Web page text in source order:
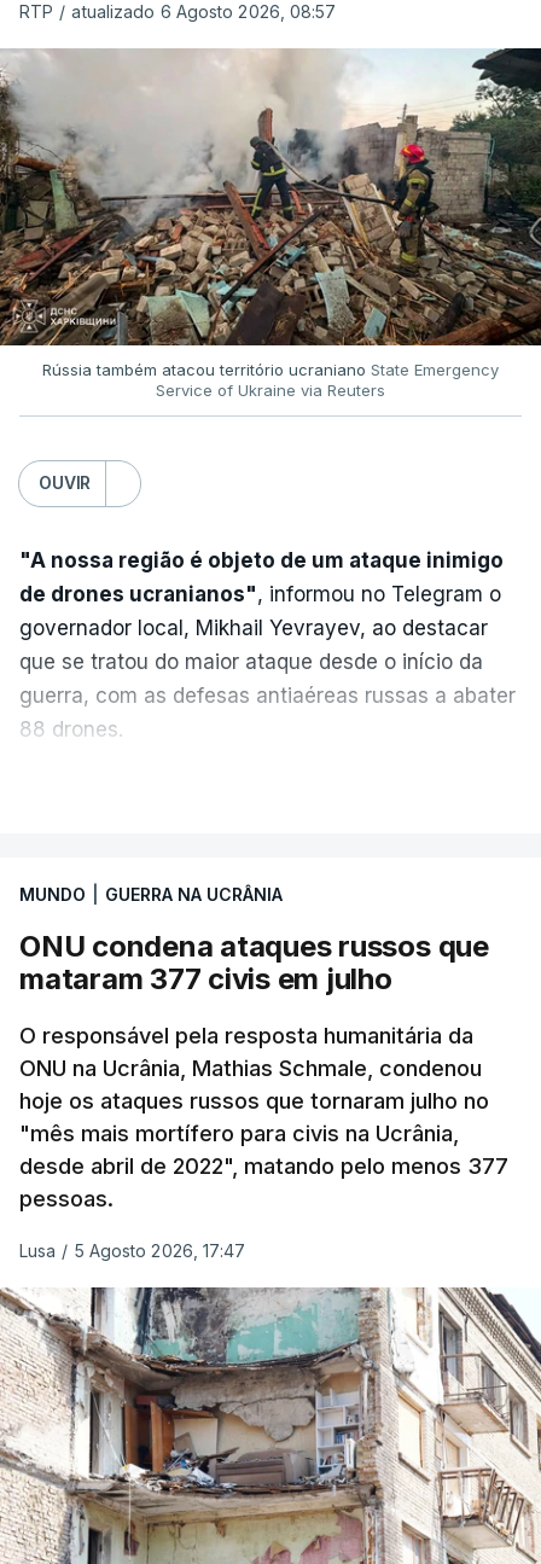
RTP / atualizado 6 Agosto 2026, 08:57
Rússia também atacou território ucraniano State Emergency
Service of Ukraine via Reuters
OUVIR
"A nossa região é objeto de um ataque inimigo
de drones ucranianos", informou no Telegram o
governador local, Mikhail Yevrayev, ao destacar
que se tratou do maior ataque desde o início da
guerra, com as defesas antiaéreas russas a abater
88 drones.
da Crimeia e os mares Negro e de Azov.
O ataque ucraniano desta noite superou os
recordes anteriores: 556 drones a 17 de maio,
Yevrayev, não houve mortos nem feridos em
consequência do ataque massivo contra
Yaroslavl.
"Ardeu uma casa particular, em vários edifícios as
janelas sofreram danos, vários automóveis foram
danificados. Todas as vítimas receberão
locais também pode haver destroços de drones" .
Yevrayev acrescentou que devido ao ataque a
circulação na autoestrada para Moscovo foi
interrompida e apelou à população para que "se
abstenha de viagens nesta direção ou nas suas
proximidades ou que escolha uma rota
alternativa".
MUNDO GUERRA NA UCRÂNIA
ONU condena ataques russos que
mataram 377 civis em julho
O responsável pela resposta humanitária da
ONU na Ucrânia, Mathias Schmale, condenou
hoje os ataques russos que tornaram julho no
"mês mais mortífero para civis na Ucrânia,
desde abril de 2022", matando pelo menos 377
pessoas.
Lusa / 5 Agosto 2026, 17:47